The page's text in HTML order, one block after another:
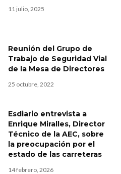
11 julio, 2025
Reunión del Grupo de
Trabajo de Seguridad Vial
de la Mesa de Directores
25 octubre, 2022
Esdiario entrevista a
Enrique Miralles, Director
Técnico de la AEC, sobre
la preocupación por el
estado de las carreteras
14 febrero, 2026